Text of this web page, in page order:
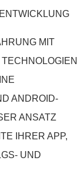
MIT
ANDROID-
ANSATZ
IHRER APP,
UND